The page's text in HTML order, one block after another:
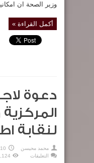
وزير الصحة ان
أكمل القراءة »
دعوة
لنقابة
محمد محيسن 10 مارس,2020
التعليقات
2,124